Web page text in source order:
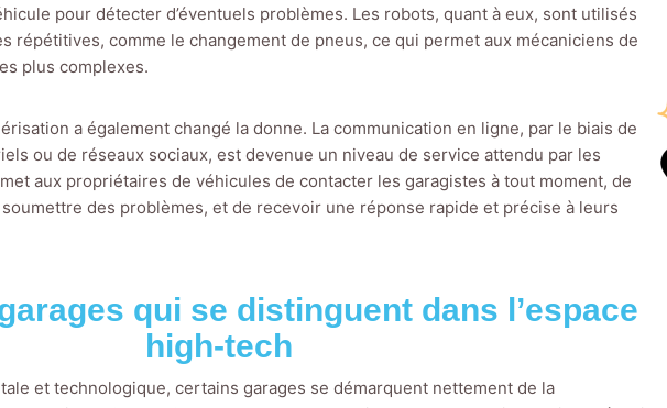
pour détecter d’éventuels problèmes. Les robots, quant à eux, sont utilisés
répétitives, comme le changement de pneus, ce qui permet aux mécaniciens de
plus complexes.
a également changé la donne. La communication en ligne, par le biais de
ou de réseaux sociaux, est devenue un niveau de service attendu par les
aux propriétaires de véhicules de contacter les garagistes à tout moment, de
des problèmes, et de recevoir une réponse rapide et précise à leurs
qui se distinguent dans l’espace
high-tech
et technologique, certains garages se démarquent nettement de la